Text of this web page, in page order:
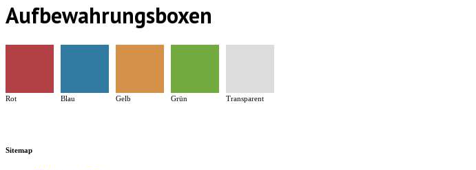
Aufbewahrungsboxen
Rot Blau Gelb Grün Transparent
Sitemap